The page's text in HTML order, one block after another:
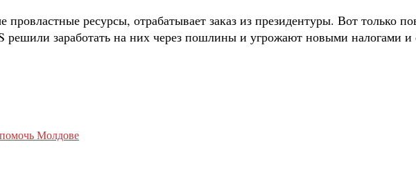
провластные ресурсы, отрабатывает заказ из президентуры. Вот только
заработать на них через пошлины и угрожают новыми налогами
Молдове